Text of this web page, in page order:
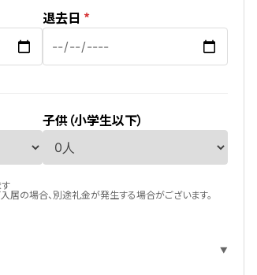
退去日 *
子供（小学生以下）
の場合、別途礼金が発生する場合がございます。
▼